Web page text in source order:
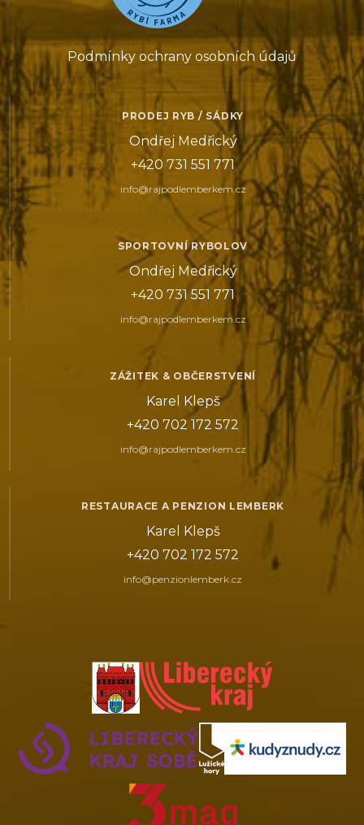
Podmínky ochrany osobních údajů
PRODEJ RYB / SÁDKY
Ondřej Medřický
+420 731 551 771
info@rajpodlemberkem.cz
SPORTOVNÍ RYBOLOV
Ondřej Medřický
+420 731 551 771
info@rajpodlemberkem.cz
ZÁŽITEK & OBČERSTVENÍ
Karel Klepš
+420 702 172 572
info@rajpodlemberkem.cz
RESTAURACE A PENZION LEMBERK
Karel Klepš
+420 702 172 572
info@penzionlemberk.cz